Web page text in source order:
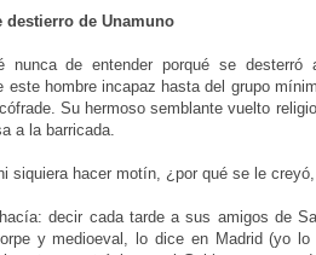
destierro de Unamuno
nunca de entender porqué se
este hombre incapaz hasta del grupo
Su hermoso semblante vuelto
a la barricada.
siquiera hacer motín, ¿por qué se le
decir cada tarde a sus amigos de
y medioeval, lo dice en Madrid (yo